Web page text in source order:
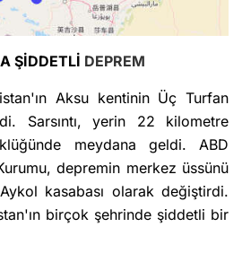
ŞİDDETLİ DEPREM
Aksu kentinin Üç Turfan
Sarsıntı, yerin 22 kilometre
meydana geldi. ABD
depremin merkez üssünü
kasabası olarak değiştirdi.
birçok şehrinde şiddetli bir